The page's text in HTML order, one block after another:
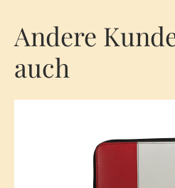
Andere
auch